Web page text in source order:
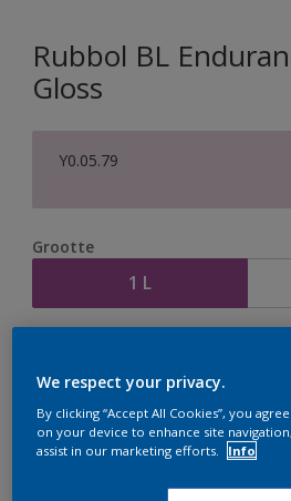
Rubbol BL
Gloss
Y0.05.79
Grootte
1 L
te bestellen. Houd de website in
We respect your privacy.
By clicking “Accept All Cookies”, you
on your device to enhance site
assist in our marketing efforts.
Info